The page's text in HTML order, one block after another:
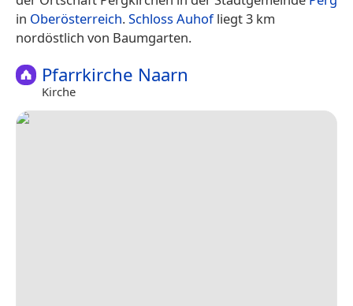
in Oberösterreich.Schloss Auhofliegt 3 km
nordöstlich von Baumgarten.
Pfarrkirche Naarn
Kirche